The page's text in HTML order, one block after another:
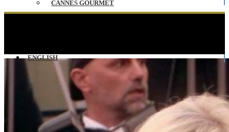
CANNES GOURMET
ENGLISH